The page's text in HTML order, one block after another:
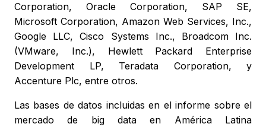
Corporation, Oracle Corporation, SAP SE,
Microsoft Corporation, Amazon Web Services, Inc.,
Google LLC, Cisco Systems Inc., Broadcom Inc.
(VMware, Inc.), Hewlett Packard Enterprise
Development LP, Teradata Corporation, y
Accenture Plc, entre otros.
Las bases de datos incluidas en el informe sobre el
mercado de big data en América Latina